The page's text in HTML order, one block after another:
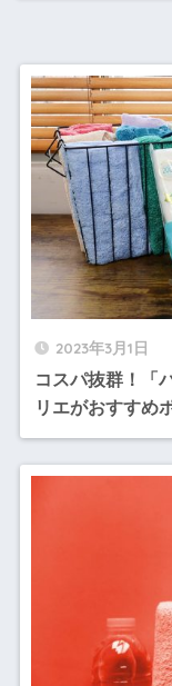
2023年3月1日
コスパ抜群！「
リエがおすすめ